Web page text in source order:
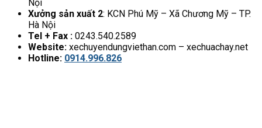
Nội
Xưởng sản xuất 2: KCN Phú Mỹ – Xã Chương Mỹ – TP.
Hà Nội
Tel + Fax : 0243.540.2589
Website: xechuyendungviethan.com – xechuachay.net
Hotline: 0914.996.826